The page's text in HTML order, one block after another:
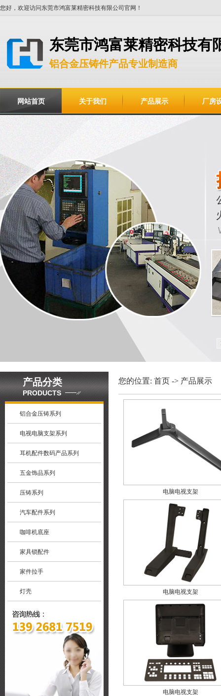
您好，欢迎访问东莞市鸿富莱精密科技有限公司官网！
东莞市鸿富莱精密科技有
铝合金压铸件产品专业制造商
网站首页 关于我们 产品展示 厂房
产品分类
PRODUCTS
铝合金压铸系列
电视电脑支架系列
耳机配件数码产品系列
五金饰品系列
压铸系列
汽车配件系列
咖啡机底座
家具锁配件
家件拉手
灯壳
您的位置: 首页 -> 产品展示
电脑电视支架
电脑电视支架
电脑电视支架